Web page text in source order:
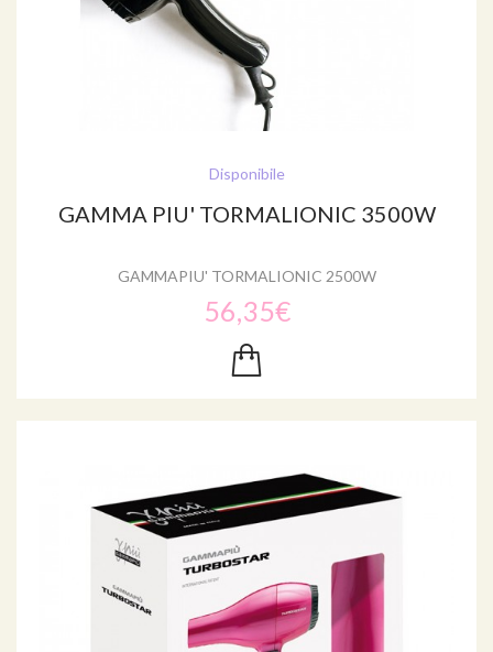
Disponibile
GAMMA PIU' TORMALIONIC 3500W
GAMMAPIU' TORMALIONIC 2500W
56,35€